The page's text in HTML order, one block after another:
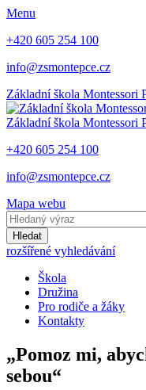
Menu
+420 605 254 100
info@zsmontepce.cz
Základní škola Montessori
Základní škola Montessori
+420 605 254 100
info@zsmontepce.cz
Mapa webu
Hledat
rozšířené vyhledávání
Škola
Družina
Pro rodiče a žáky
Kontakty
„Pomoz mi,
sebou“